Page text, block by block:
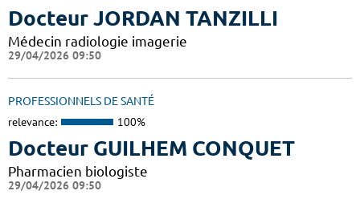
Docteur JORDAN TANZILLI
Médecin radiologie imagerie
29/04/2026 09:50
PROFESSIONNELS DE SANTÉ
relevance: 100%
Docteur GUILHEM CONQUET
Pharmacien biologiste
29/04/2026 09:50